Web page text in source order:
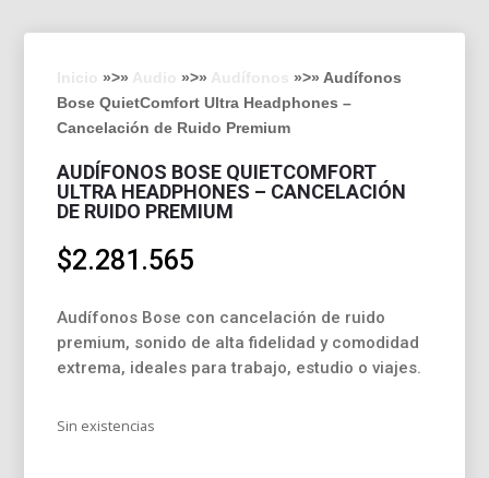
»>» »>»
»>» Audífonos
Bose QuietComfort Ultra Headphones –
Cancelación de Ruido Premium
AUDÍFONOS BOSE QUIETCOMFORT
ULTRA HEADPHONES – CANCELACIÓN
DE RUIDO PREMIUM
$2.281.565
Audífonos Bose con cancelación de ruido
premium, sonido de alta fidelidad y comodidad
extrema, ideales para trabajo, estudio o viajes.
Sin existencias